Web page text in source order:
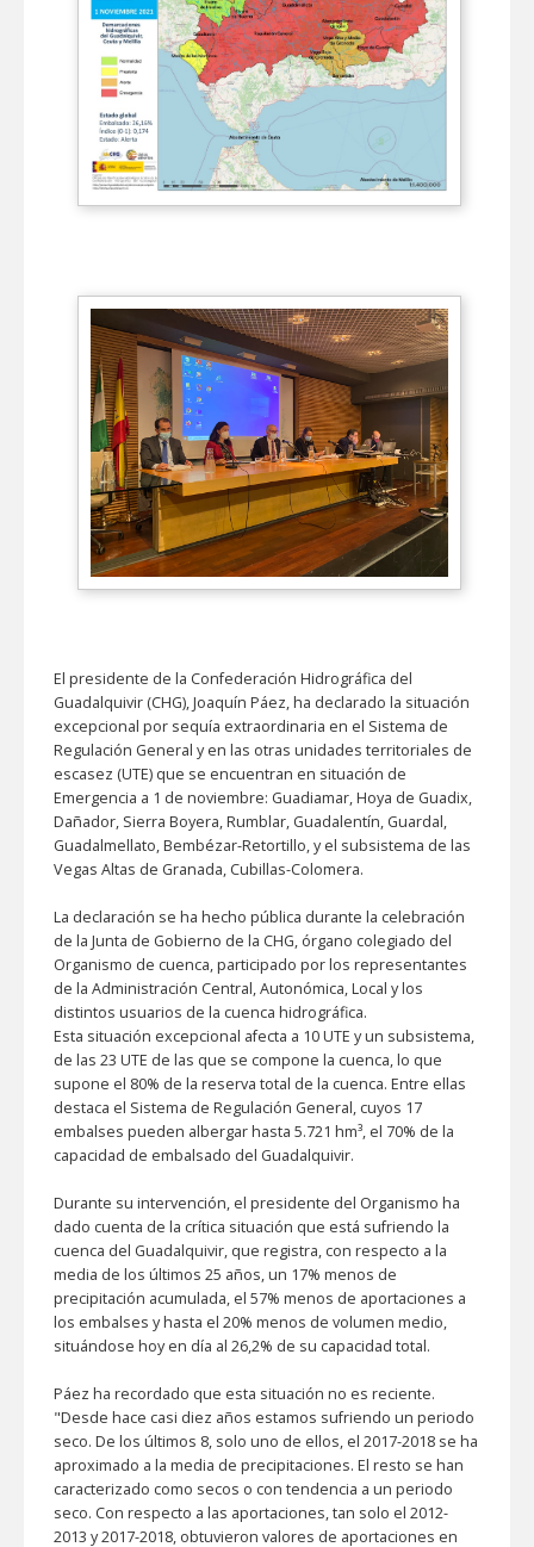
El presidente de la Confederación Hidrográfica del
Guadalquivir (CHG), Joaquín Páez, ha declarado la situación
excepcional por sequía extraordinaria en el Sistema de
Regulación General y en las otras unidades territoriales de
escasez (UTE) que se encuentran en situación de
Emergencia a 1 de noviembre: Guadiamar, Hoya de Guadix,
Dañador, Sierra Boyera, Rumblar, Guadalentín, Guardal,
Guadalmellato, Bembézar-Retortillo, y el subsistema de las
Vegas Altas de Granada, Cubillas-Colomera.
La declaración se ha hecho pública durante la celebración
de la Junta de Gobierno de la CHG, órgano colegiado del
Organismo de cuenca, participado por los representantes
de la Administración Central, Autonómica, Local y los
distintos usuarios de la cuenca hidrográfica.
Esta situación excepcional afecta a 10 UTE y un subsistema,
de las 23 UTE de las que se compone la cuenca, lo que
supone el 80% de la reserva total de la cuenca. Entre ellas
destaca el Sistema de Regulación General, cuyos 17
embalses pueden albergar hasta 5.721 hm³, el 70% de la
capacidad de embalsado del Guadalquivir.
Durante su intervención, el presidente del Organismo ha
dado cuenta de la crítica situación que está sufriendo la
cuenca del Guadalquivir, que registra, con respecto a la
media de los últimos 25 años, un 17% menos de
precipitación acumulada, el 57% menos de aportaciones a
los embalses y hasta el 20% menos de volumen medio,
situándose hoy en día al 26,2% de su capacidad total.
Páez ha recordado que esta situación no es reciente.
"Desde hace casi diez años estamos sufriendo un periodo
seco. De los últimos 8, solo uno de ellos, el 2017-2018 se ha
aproximado a la media de precipitaciones. El resto se han
caracterizado como secos o con tendencia a un periodo
seco. Con respecto a las aportaciones, tan solo el 2012-
2013 y 2017-2018, obtuvieron valores de aportaciones en